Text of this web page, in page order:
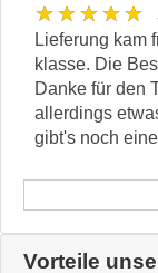
★★★★★
Lieferung kam
klasse. Die
Danke für den
allerdings
gibt's noch
Vorteile